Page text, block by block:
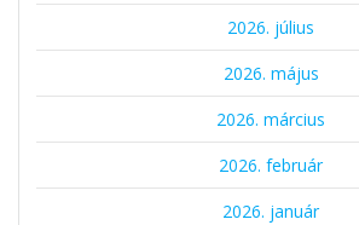
2026. július
2026. május
2026. március
2026. február
2026. január